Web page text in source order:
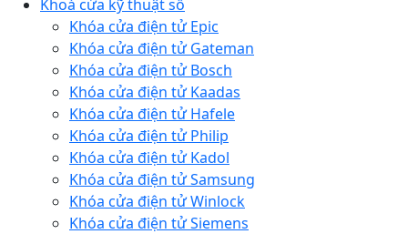
Khoá cửa kỹ thuật số
Khóa cửa điện tử Epic
Khóa cửa điện tử Gateman
Khóa cửa điện tử Bosch
Khóa cửa điện tử Kaadas
Khóa cửa điện tử Hafele
Khóa cửa điện tử Philip
Khóa cửa điện tử Kadol
Khóa cửa điện tử Samsung
Khóa cửa điện tử Winlock
Khóa cửa điện tử Siemens